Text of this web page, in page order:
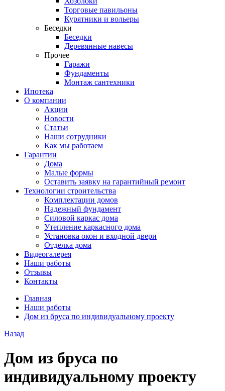
Торговые павильоны
Курятники и вольеры
Беседки
Беседки
Деревянные навесы
Прочее
Гаражи
Фундаменты
Монтаж сантехники
Ипотека
О компании
Акции
Новости
Статьи
Наши сотрудники
Как мы работаем
Гарантии
Дома
Малые формы
Оставить заявку на гарантийный ремонт
Технологии строительства
Комплектации домов
Надежный фундамент
Силовой каркас дома
Утепление каркасного дома
Установка окон и входной двери
Отделка дома
Видеогалерея
Наши работы
Отзывы
Контакты
Главная
Наши работы
Дом из бруса по индивидуальному проекту
Назад
Дом из бруса по
индивидуальному проекту